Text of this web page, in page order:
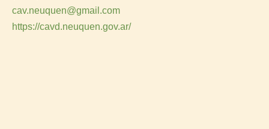
cav.neuquen@gmail.com
https://cavd.neuquen.gov.ar/